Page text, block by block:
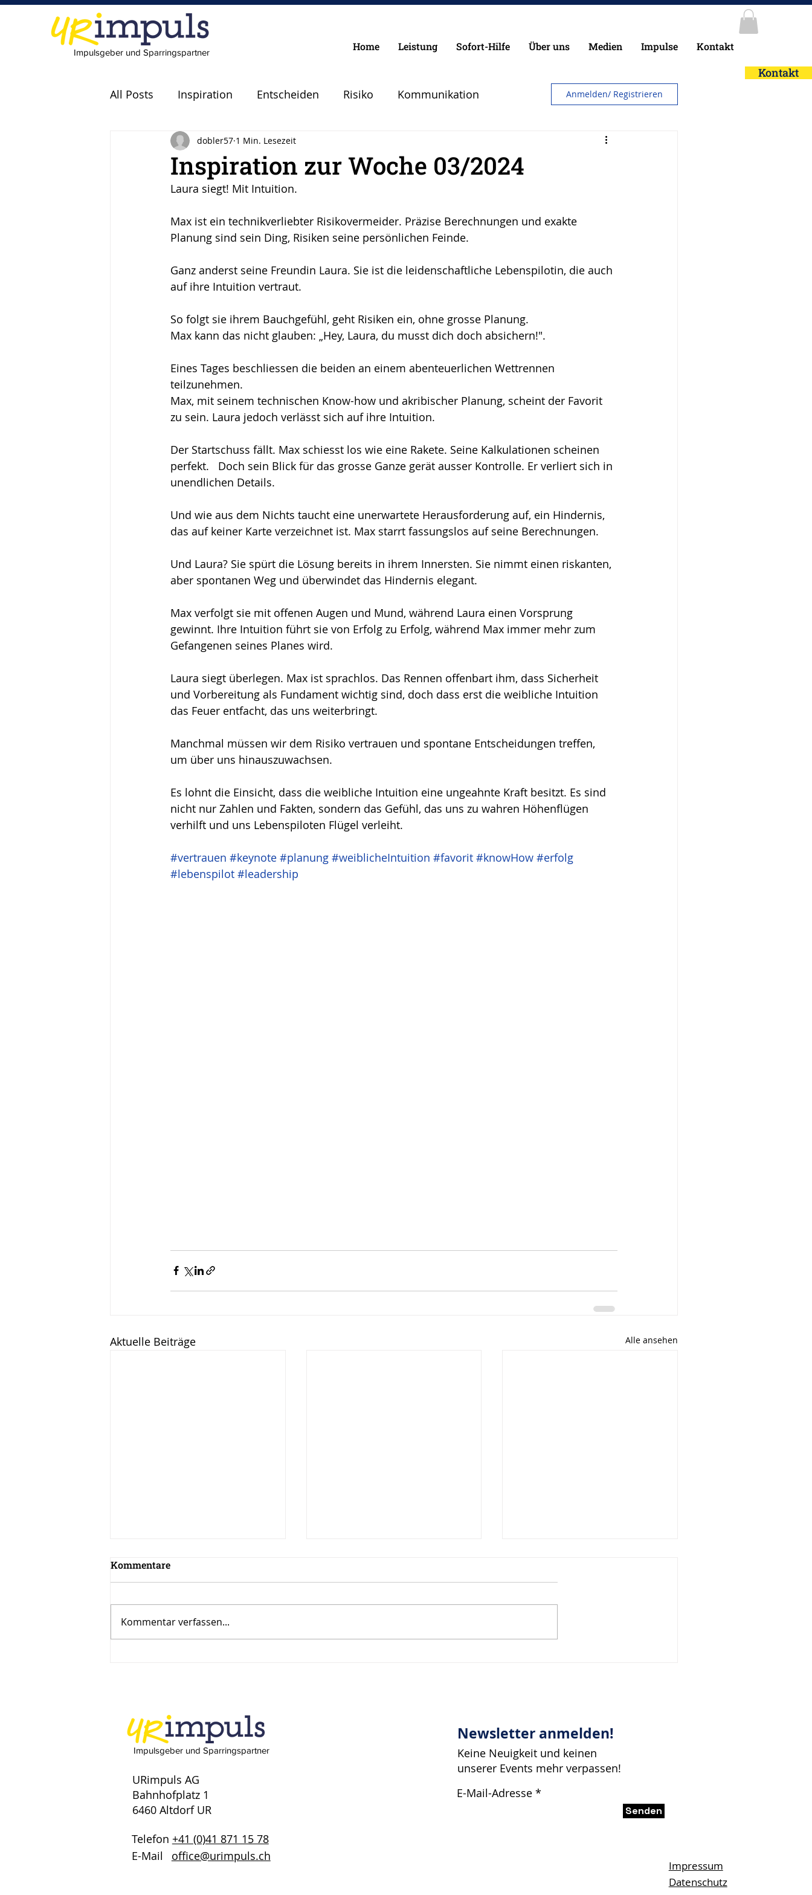
Kontakt
Impulsgeber und Sparringspartner Home Leistung Sofort-Hilfe Über uns Medien Impulse Kontakt
All Posts Inspiration Entscheiden Risiko Kommunikation
Experten Fachkräfte Chancen
scheitern Fehler Planen Vorbereiten
Leadership Freude Abheben Vertrauen Krise
Wirken, Wirkung Keynote
Anmelden/ Registrieren
Inspiration zur Woche 03/2024
dobler57 1 Min. Lesezeit
Laura siegt! Mit Intuition.
Max ist ein technikverliebter Risikovermeider. Präzise Berechnungen und exakte
Planung sind sein Ding, Risiken seine persönlichen Feinde.
Ganz anderst seine Freundin Laura. Sie ist die leidenschaftliche Lebenspilotin, die auch
auf ihre Intuition vertraut.
So folgt sie ihrem Bauchgefühl, geht Risiken ein, ohne grosse Planung.
Max kann das nicht glauben: „Hey, Laura, du musst dich doch absichern!".
Eines Tages beschliessen die beiden an einem abenteuerlichen Wettrennen
teilzunehmen.
Max, mit seinem technischen Know-how und akribischer Planung, scheint der Favorit
zu sein. Laura jedoch verlässt sich auf ihre Intuition.
Der Startschuss fällt. Max schiesst los wie eine Rakete. Seine Kalkulationen scheinen
perfekt.   Doch sein Blick für das grosse Ganze gerät ausser Kontrolle. Er verliert sich in
unendlichen Details.
Und wie aus dem Nichts taucht eine unerwartete Herausforderung auf, ein Hindernis,
das auf keiner Karte verzeichnet ist. Max starrt fassungslos auf seine Berechnungen.
Und Laura? Sie spürt die Lösung bereits in ihrem Innersten. Sie nimmt einen riskanten,
aber spontanen Weg und überwindet das Hindernis elegant.
Max verfolgt sie mit offenen Augen und Mund, während Laura einen Vorsprung
gewinnt. Ihre Intuition führt sie von Erfolg zu Erfolg, während Max immer mehr zum
Gefangenen seines Planes wird.
Laura siegt überlegen. Max ist sprachlos. Das Rennen offenbart ihm, dass Sicherheit
und Vorbereitung als Fundament wichtig sind, doch dass erst die weibliche Intuition
das Feuer entfacht, das uns weiterbringt.
Manchmal müssen wir dem Risiko vertrauen und spontane Entscheidungen treffen,
um über uns hinauszuwachsen.
Es lohnt die Einsicht, dass die weibliche Intuition eine ungeahnte Kraft besitzt. Es sind
nicht nur Zahlen und Fakten, sondern das Gefühl, das uns zu wahren Höhenflügen
verhilft und uns Lebenspiloten Flügel verleiht.
#vertrauen #keynote #planung #weiblicheIntuition #favorit #knowHow #erfolg
#lebenspilot #leadership
Aktuelle Beiträge Alle ansehen
Kommentare
Kommentar verfassen...
Impulsgeber und Sparringspartner
URimpuls AG
Bahnhofplatz 1
6460 Altdorf UR
Telefon +41 (0)41 871 15 78
E-Mail
office@urimpuls.ch
Newsletter anmelden!
Keine Neuigkeit und keinen
unserer Events mehr verpassen!
E-Mail-Adresse
Senden
Impressum
Datenschutz